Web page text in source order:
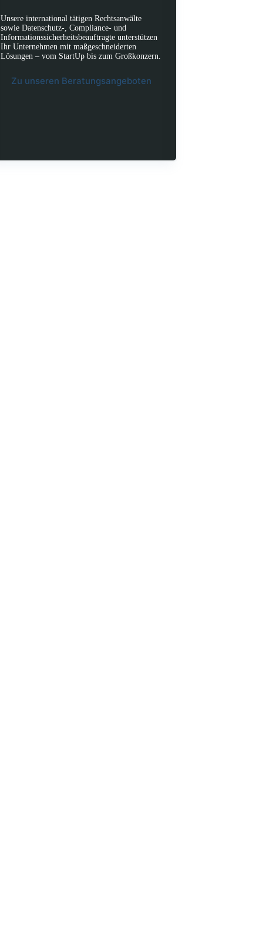
Unsere international tätigen Rechtsanwälte
sowie Datenschutz-, Compliance- und
Informationssicherheitsbeauftragte unterstützen
Ihr Unternehmen mit maßgeschneiderten
Lösungen – vom StartUp bis zum Großkonzern.
Zu unseren Beratungsangeboten